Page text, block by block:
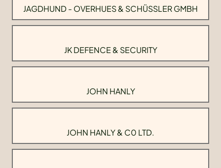
JAGDHUND - OVERHUES & SCHÜSSLER GMBH
JK DEFENCE & SECURITY
JOHN HANLY
JOHN HANLY & C0 LTD.